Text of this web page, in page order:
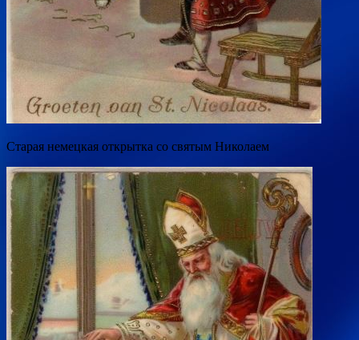
Старая немецкая открытка со святым Николаем